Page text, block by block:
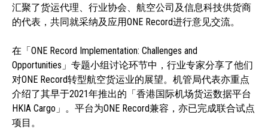
汇聚了货运代理、行业协会、航空公司及信息科技供货商
的代表，共同就采纳及应用ONE Record进行意见交流。
在「ONE Record Implementation: Challenges and
Opportunities」专题小组讨论环节中，行业专家分享了他们
对ONE Record转型航空货运业的展望。机管局代表亦重点
介绍了其早于2021年推出的「香港国际机场货运数据平台
HKIA Cargo」。平台为ONE Record兼容，亦已完成联合试点
项目。